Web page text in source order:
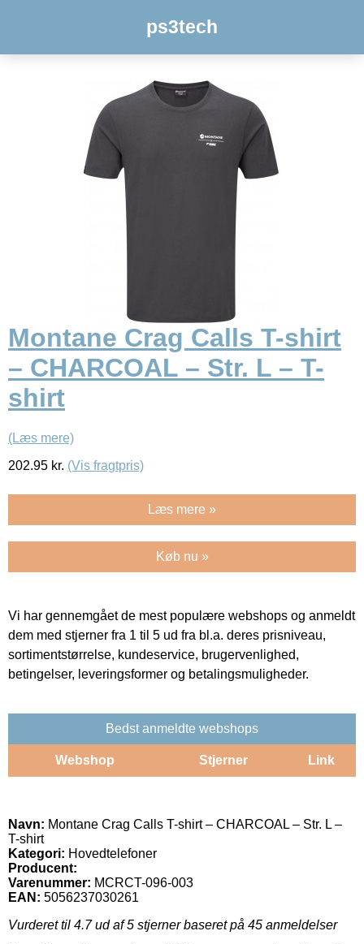
ps3tech
Montane Crag Calls T-shirt
– CHARCOAL – Str. L – T-
shirt
(Læs mere)
202.95 kr. (Vis fragtpris)
Læs mere »
Køb nu »
Vi har gennemgået de mest populære webshops og anmeldt
dem med stjerner fra 1 til 5 ud fra bl.a. deres prisniveau,
sortimentstørrelse, kundeservice, brugervenlighed,
betingelser, leveringsformer og betalingsmuligheder.
Bedst anmeldte webshops
Webshop Stjerner Link
Navn: Montane Crag Calls T-shirt – CHARCOAL – Str. L –
T-shirt
Kategori: Hovedtelefoner
Producent:
Varenummer: MCRCT-096-003
EAN: 5056237030261
Vurderet til 4.7ud af 5 stjerner baseret på 45 anmeldelser